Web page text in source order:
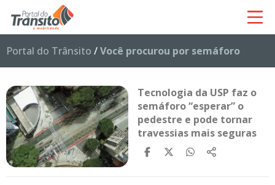
Portal do Trânsito /Você procurou por semáforo
Tecnologia da USP faz o
semáforo “esperar” o
pedestre e pode tornar
travessias mais seguras